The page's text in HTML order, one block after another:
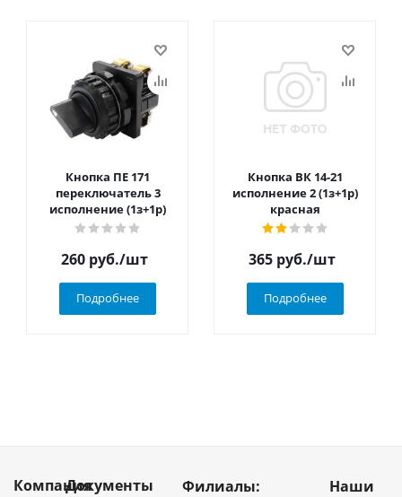
Кнопка ПЕ 171
переключатель 3
исполнение (1з+1р)
260 руб./шт
Подробнее
Кнопка ВК 14-21
исполнение 2 (1з+1р)
красная
365 руб./шт
Подробнее
КомпанияДокументы Филиалы:
Наши